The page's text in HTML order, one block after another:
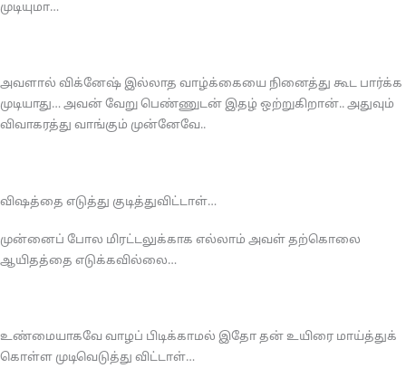
முடியுமா…
அவளால் விக்னேஷ் இல்லாத வாழ்க்கையை நினைத்து கூட பார்க்க
முடியாது… அவன் வேறு பெண்ணுடன் இதழ் ஒற்றுகிறான்.. அதுவும்
விவாகரத்து வாங்கும் முன்னேவே..
விஷத்தை எடுத்து குடித்துவிட்டாள்…
முன்னைப் போல மிரட்டலுக்காக எல்லாம் அவள் தற்கொலை
ஆயிதத்தை எடுக்கவில்லை…
உண்மையாகவே வாழப் பிடிக்காமல் இதோ தன் உயிரை மாய்த்துக்
கொள்ள முடிவெடுத்து விட்டாள்…